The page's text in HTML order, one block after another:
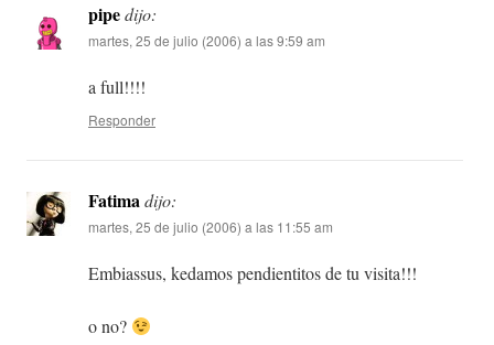
pipedijo:
martes, 25 de julio (2006) a las 9:59 am
a full!!!!
Responder
Fatimadijo:
martes, 25 de julio (2006) a las 11:55 am
Embiassus, kedamos pendientitos de tu visita!!!
o no?